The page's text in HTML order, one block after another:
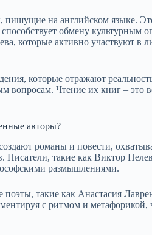
на английском языке.
обмену культурным
которые активно участвуют в
которые отражают
вопросам. Чтение их книг – это
авторы?
романы и повести,
Писатели, такие как Виктор
размышлениями.
такие как Анастасия
с ритмом и метафорикой,